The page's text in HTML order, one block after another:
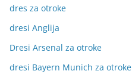
dres za otroke
dresi Anglija
Dresi Arsenal za otroke
dresi Bayern Munich za otroke